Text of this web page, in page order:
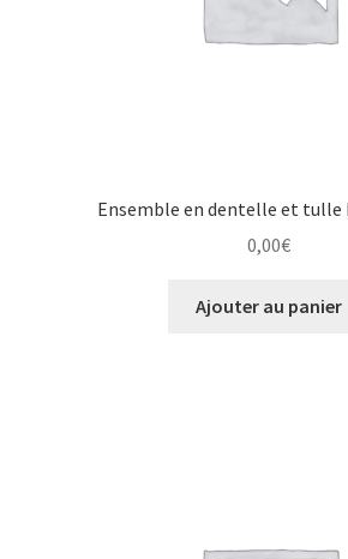
Ensemble en dentelle et tulle
0,00€
Ajouter au panier